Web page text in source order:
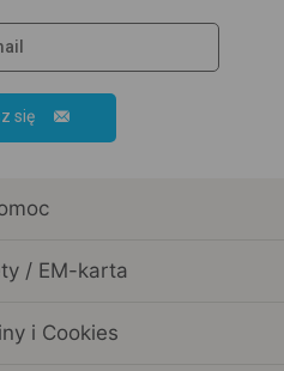
się
/ EM-karta
i Cookies